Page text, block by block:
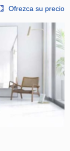
Ofrezca su precio